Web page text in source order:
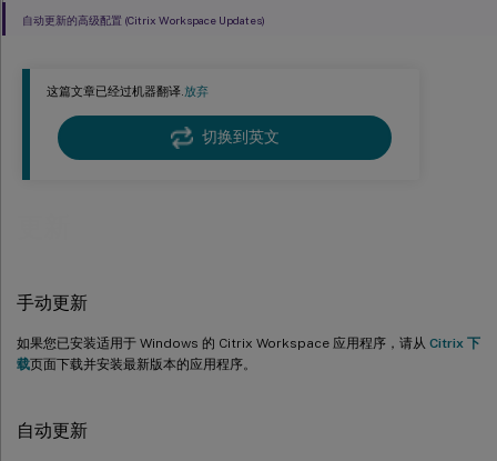
这篇文章已经过机器翻译.放弃
切换到英文
手动更新
如果您已安装适用于 Windows 的 Citrix Workspace 应用程序，请从 Citrix 下
载页面下载并安装最新版本的应用程序。
自动更新
自动更新的高级配置 (Citrix Workspace Updates)